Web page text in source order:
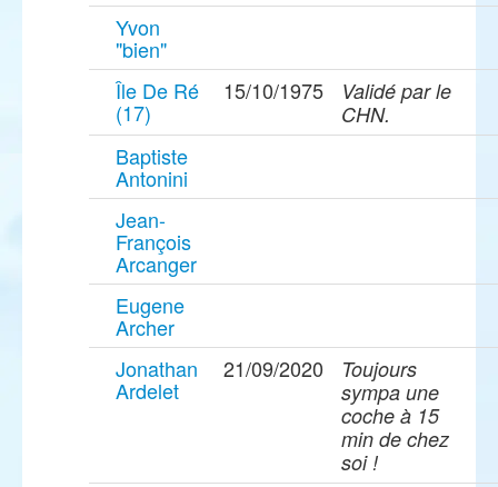
Yvon
"bien"
Île De Ré
(17)
15/10/1975
Validé par le
CHN.
Baptiste
Antonini
Jean-
François
Arcanger
Eugene
Archer
Jonathan
Ardelet
21/09/2020
Toujours
sympa une
coche à 15
min de chez
soi !